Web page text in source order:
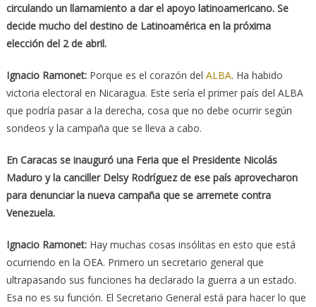
circulando un llamamiento a dar el apoyo latinoamericano. Se
decide mucho del destino de Latinoamérica en la próxima
elección del 2 de abril.
Ignacio Ramonet: Porque es el corazón del ALBA. Ha habido
victoria electoral en Nicaragua. Este sería el primer país del ALBA
que podría pasar a la derecha, cosa que no debe ocurrir según
sondeos y la campaña que se lleva a cabo.
En Caracas se inauguró una Feria que el Presidente Nicolás
Maduro y la canciller Delsy Rodríguez de ese país aprovecharon
para denunciar la nueva campaña que se arremete contra
Venezuela.
Ignacio Ramonet: Hay muchas cosas insólitas en esto que está
ocurriendo en la OEA. Primero un secretario general que
ultrapasando sus funciones ha declarado la guerra a un estado.
Esa no es su función. El Secretario General está para hacer lo que